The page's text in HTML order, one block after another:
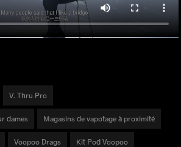
V. Thru Pro
dames Magasins de vapotage à proximité
Voopoo Drags Kit Pod Voopoo